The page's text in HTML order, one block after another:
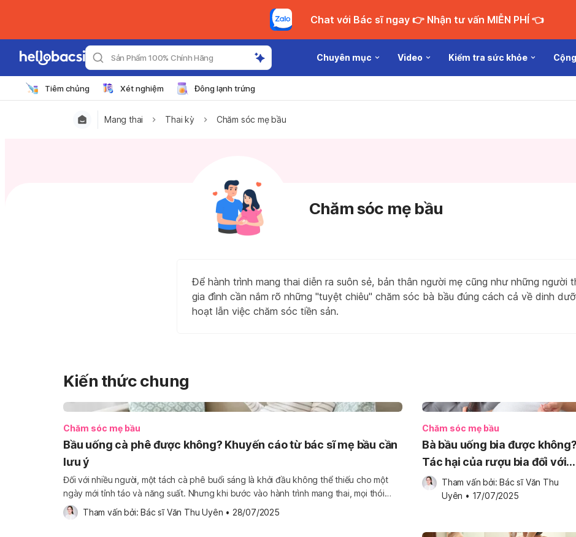
Chat với Bác sĩ ngay 👉 Nhận tư vấn MIỄN PHÍ 👈
Sản Phẩm 100% Chính Hãng Chuyên mục Video Kiểm tra sức khỏe
Tiêm chủng Xét nghiệm Đông lạnh trứng
Mang thai Thai kỳ Chăm sóc mẹ bầu
Chăm sóc mẹ bầu
Để hành trình mang thai diễn ra suôn sẻ, bản thân người mẹ cũng như những người
gia đình cần nắm rõ những "tuyệt chiêu" chăm sóc bà bầu đúng cách cả về dinh
hoạt lẫn việc chăm sóc tiền sản.
Kiến thức chung
Chăm sóc mẹ bầu
Bầu uống cà phê được không? Khuyến cáo từ bác sĩ mẹ bầu cần
lưu ý
Đối với nhiều người, một tách cà phê buổi sáng là khởi đầu không thể thiếu cho một
ngày mới tỉnh táo và năng suất. Nhưng khi bước vào hành trình mang thai, mọi thói
quen, sở thích đều được đặt lên bàn cân, và câu hỏi "bầu uống cà phê được không?"
trở thành […]
Tham vấn bởi: Bác sĩ Văn Thu Uyên • 28/07/2025
Chăm sóc mẹ bầu
Bà bầu uống bia được không?
Tác hại của rượu bia đối với
thai kỳ là gì?
Tham vấn bởi: Bác sĩ Văn Thu
Uyên • 17/07/2025